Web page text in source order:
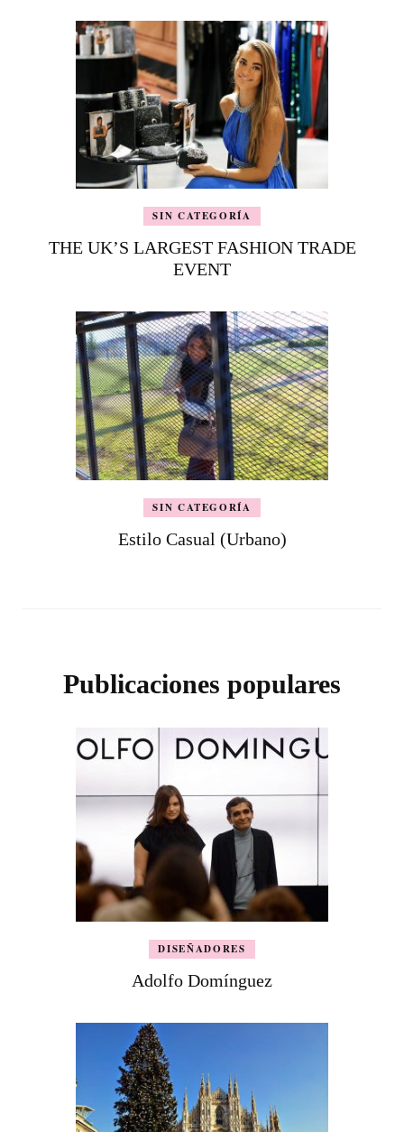
SIN CATEGORÍA
THE UK’S LARGEST FASHION TRADE
EVENT
SIN CATEGORÍA
Estilo Casual (Urbano)
Publicaciones populares
DISEÑADORES
Adolfo Domínguez